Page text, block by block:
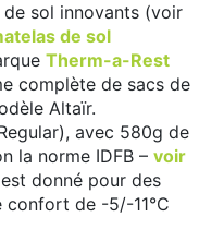
de sol innovants (voir
de sol
Therm-a-Rest
complète de sacs de
Altaïr.
avec 580g de
la norme IDFB – voir
donné pour des
de -5/-11°C